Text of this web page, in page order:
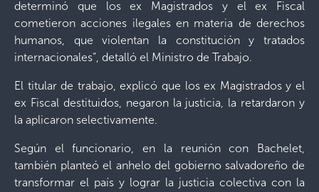
determinó que los ex Magistrados y el ex Fiscal
cometieron acciones ilegales en materia de derechos
humanos, que violentan la constitución y tratados
internacionales”, detalló el Ministro de Trabajo.
El titular de trabajo, explicó que los ex Magistrados y el
ex Fiscal destituidos, negaron la justicia, la retardaron y
la aplicaron selectivamente.
Según el funcionario, en la reunión con Bachelet,
también planteó el anhelo del gobierno salvadoreño de
transformar el país y lograr la justicia colectiva con la